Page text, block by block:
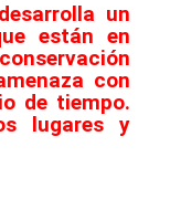
un
están en
con
de tiempo.
lugares y